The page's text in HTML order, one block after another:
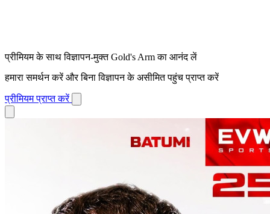
प्रीमियम के साथ विज्ञापन-मुक्त Gold's Arm का आनंद लें
हमारा समर्थन करें और बिना विज्ञापन के असीमित पहुंच प्राप्त करें
प्रीमियम प्राप्त करें